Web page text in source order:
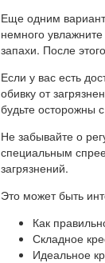
Еще одним
немного
запахи. После
Если у вас есть
обивку от
будьте осторожны
Не забывайте о
специальным
загрязнений.
Это может быть
Как
Складное
Идеальное